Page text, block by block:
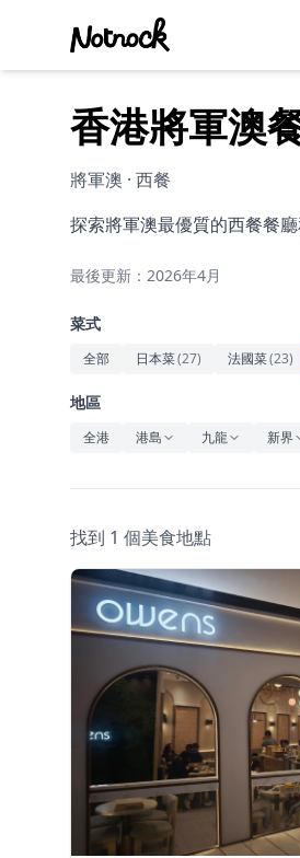
香港將軍澳
將軍澳 · 西餐
探索將軍澳最優質的西餐餐
最後更新：2026年4月
菜式
全部 日本菜(27) 法國菜(23)
地區
全港 港島 九龍 新界
找到 1 個美食地點